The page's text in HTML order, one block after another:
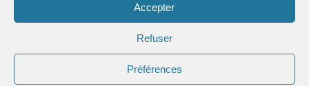
Accepter
Refuser
Préférences
Accueil|Plan du site|Mentions légales|Contactez-nous